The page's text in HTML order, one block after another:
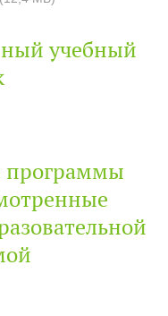
учебный
программы